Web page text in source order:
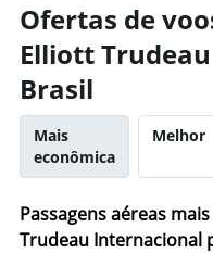
Ofertas de
Elliott
Brasil
Mais
econômica
Melhor
Passagens aéreas
Trudeau Internacional